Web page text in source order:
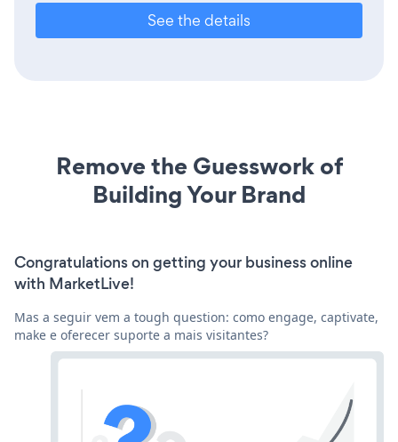
See the details
Remove the Guesswork of
Building Your Brand
Congratulations on getting your business online
with MarketLive!
Mas a seguir vem a tough question: como engage, captivate,
make e oferecer suporte a mais visitantes?